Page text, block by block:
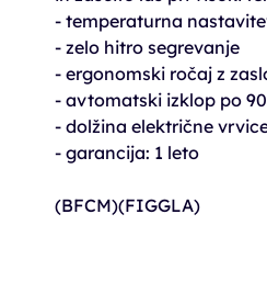
- temperaturna
- zelo hitro segrevanje
- ergonomski ročaj z
- avtomatski izklop po
- dolžina električne
- garancija: 1 leto
(BFCM)(FIGGLA)